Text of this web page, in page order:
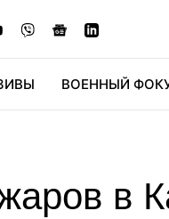
ВОЕННЫЙ
в